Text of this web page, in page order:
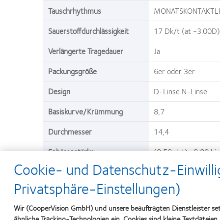
Tauschrhythmus
Sauerstoffdurchlässigkeit
17 Dk/t (at -3.00D)
Verlängerte Tragedauer
Ja
Packungsgröße
6er oder 3er
Design
D-Linse N-Linse
Basiskurve/Krümmung
8,7
Durchmesser
14,4
Sphärenstärke
(0,50 dpt) -8,00
(0,25 dpt) -6,50 bis
(0,25 dpt) +0.25
Cookie- und Datenschutz-
Privatsphäre-Einstellungen)
Wir (CooperVision GmbH) und unsere beauftragten Dienstleister